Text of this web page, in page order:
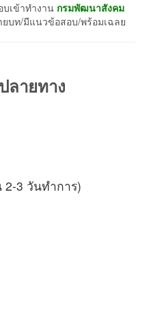
บเข้าทำงาน กรมพัฒนาสังคม
บท/มีแนวข้อสอบ/พร้อมเฉลย
ลายทาง
2-3 วันทำการ)